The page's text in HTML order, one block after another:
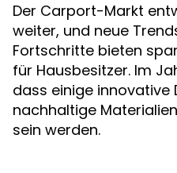
Der Carport-Markt
weiter, und neue
Fortschritte bieten
für Hausbesitzer. Im
dass einige innovative
nachhaltige
sein werden.